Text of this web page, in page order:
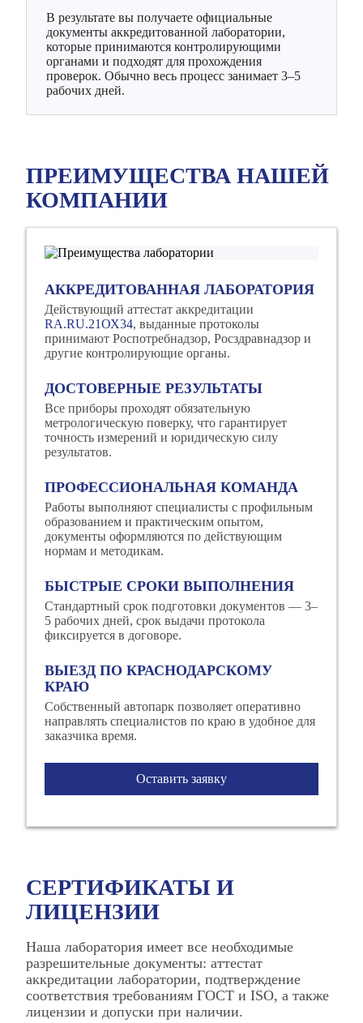
В результате вы получаете официальные
документы аккредитованной лаборатории,
которые принимаются контролирующими
органами и подходят для прохождения
проверок. Обычно весь процесс занимает 3–5
рабочих дней.
ПРЕИМУЩЕСТВА НАШЕЙ
КОМПАНИИ
АККРЕДИТОВАННАЯ ЛАБОРАТОРИЯ
Действующий аттестат аккредитации
RA.RU.21ОХ34, выданные протоколы
принимают Роспотребнадзор, Росздравнадзор и
другие контролирующие органы.
ДОСТОВЕРНЫЕ РЕЗУЛЬТАТЫ
Все приборы проходят обязательную
метрологическую поверку, что гарантирует
точность измерений и юридическую силу
результатов.
ПРОФЕССИОНАЛЬНАЯ КОМАНДА
Работы выполняют специалисты с профильным
образованием и практическим опытом,
документы оформляются по действующим
нормам и методикам.
БЫСТРЫЕ СРОКИ ВЫПОЛНЕНИЯ
Стандартный срок подготовки документов — 3–
5 рабочих дней, срок выдачи протокола
фиксируется в договоре.
ВЫЕЗД ПО КРАСНОДАРСКОМУ
КРАЮ
Собственный автопарк позволяет оперативно
направлять специалистов по краю в удобное для
заказчика время.
Оставить заявку
СЕРТИФИКАТЫ И
ЛИЦЕНЗИИ
Наша лаборатория имеет все необходимые
разрешительные документы: аттестат
аккредитации лаборатории, подтверждение
соответствия требованиям ГОСТ и ISO, а также
лицензии и допуски при наличии.